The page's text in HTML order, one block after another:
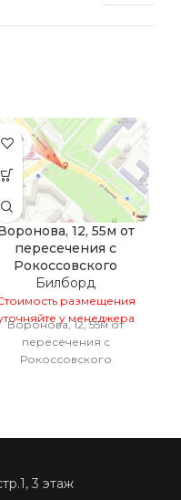
НО
12, 55м от
пересечения с
Рокоссовского
Билборд
размещения
у менеджера
Воронова, 12, 55м от
пересечения с
Рокоссовского
3 этаж